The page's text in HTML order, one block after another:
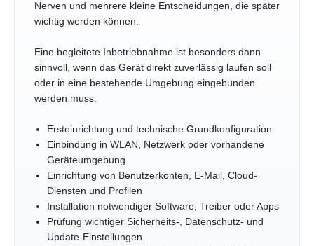
Nerven und mehrere kleine Entscheidungen, die später
wichtig werden können.
Eine begleitete Inbetriebnahme ist besonders dann
sinnvoll, wenn das Gerät direkt zuverlässig laufen soll
oder in eine bestehende Umgebung eingebunden
werden muss.
Ersteinrichtung und technische Grundkonfiguration
Einbindung in WLAN, Netzwerk oder vorhandene
Geräteumgebung
Einrichtung von Benutzerkonten, E-Mail, Cloud-
Diensten und Profilen
Installation notwendiger Software, Treiber oder Apps
Prüfung wichtiger Sicherheits-, Datenschutz- und
Update-Einstellungen